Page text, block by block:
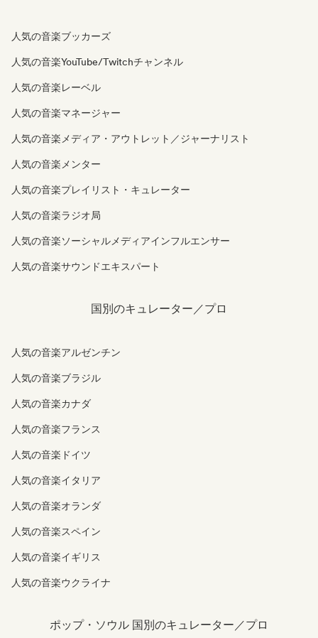
人気の音楽ブッカーズ
人気の音楽YouTube/Twitchチャンネル
人気の音楽レーベル
人気の音楽マネージャー
人気の音楽メディア・アウトレット／ジャーナリスト
人気の音楽メンター
人気の音楽プレイリスト・キュレーター
人気の音楽ラジオ局
人気の音楽ソーシャルメディアインフルエンサー
人気の音楽サウンドエキスパート
国別のキュレーター／プロ
人気の音楽アルゼンチン
人気の音楽ブラジル
人気の音楽カナダ
人気の音楽フランス
人気の音楽ドイツ
人気の音楽イタリア
人気の音楽オランダ
人気の音楽スペイン
人気の音楽イギリス
人気の音楽ウクライナ
ポップ・ソウル 国別のキュレーター／プロ